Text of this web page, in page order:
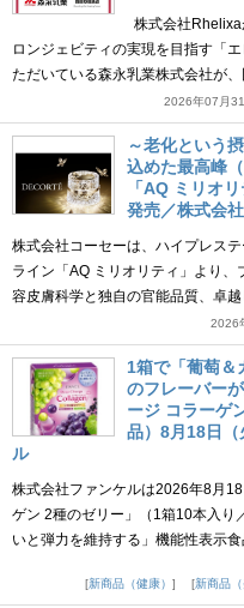
株式会社Rhelixa
ロンジェビティの実現を目指す「
ただいている森永乳業株式会社が
2026年07月
～老化という
込めた最高峰
「AQ ミリオ
発売／株式会
株式会社コーセーは、ハイプレス
ライン「AQ ミリオリティ」より
容皮膚科学と独自の官能品質、卓
2026
1箱で「葡萄＆
のフレーバー
ージ コラーゲ
品）8月18日
ル
株式会社ファンケルは2026年8月
ゲン 2種のゼリー」（1箱10本入り
いと弾力を維持する」機能性表示
新商品（健康）
新商品（